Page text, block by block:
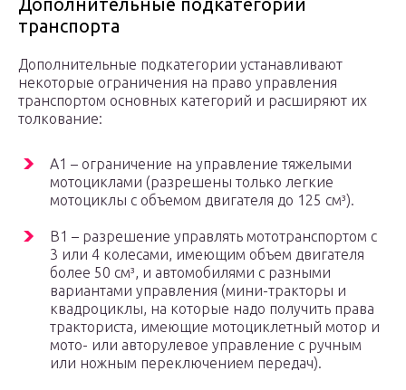
Дополнительные подкатегории
транспорта
Дополнительные подкатегории устанавливают
некоторые ограничения на право управления
транспортом основных категорий и расширяют их
толкование:
A1 – ограничение на управление тяжелыми
мотоциклами (разрешены только легкие
мотоциклы с объемом двигателя до 125 см³).
B1 – разрешение управлять мототранспортом с
3 или 4 колесами, имеющим объем двигателя
более 50 см³, и автомобилями с разными
вариантами управления (мини-тракторы и
квадроциклы, на которые надо получить права
тракториста, имеющие мотоциклетный мотор и
мото- или авторулевое управление с ручным
или ножным переключением передач).